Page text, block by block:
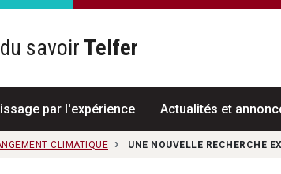
savoir Telfer
par l'expérience Actualités et
CLIMATIQUE UNE NOUVELLE RECHERCHE